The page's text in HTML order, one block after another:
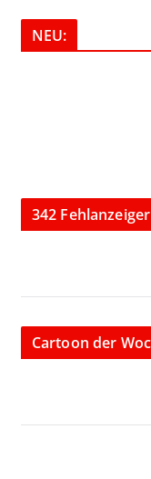
NEU:
342
Cartoon der